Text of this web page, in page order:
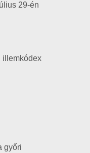
29-én
illemkódex
győri